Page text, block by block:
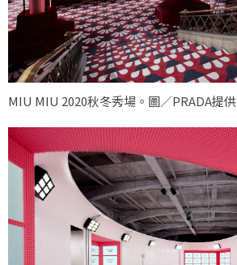
MIU MIU 2020秋冬秀場。圖／PRADA提供